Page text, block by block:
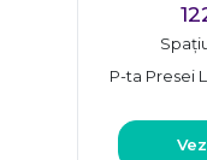
P-ta Presei